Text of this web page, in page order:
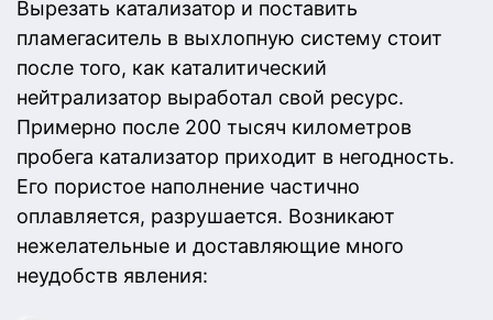
Вырезать катализатор и поставить
пламегаситель в выхлопную систему стоит
после того, как каталитический
нейтрализатор выработал свой ресурс.
Примерно после 200 тысяч километров
пробега катализатор приходит в негодность.
Его пористое наполнение частично
оплавляется, разрушается. Возникают
нежелательные и доставляющие много
неудобств явления: